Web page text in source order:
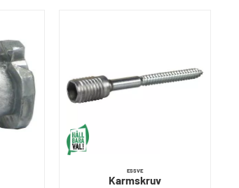
ESSVE
Karmskruv